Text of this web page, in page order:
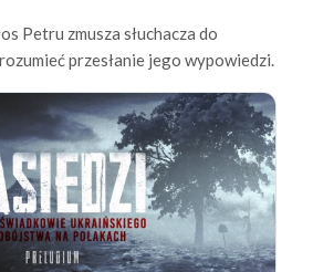
Petru zmusza słuchacza do
przesłanie jego wypowiedzi.